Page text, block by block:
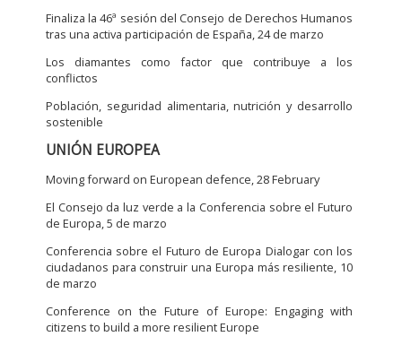
Finaliza la 46ª sesión del Consejo de Derechos Humanos
tras una activa participación de España, 24 de marzo
Los diamantes como factor que contribuye a los
conflictos
Población, seguridad alimentaria, nutrición y desarrollo
sostenible
UNIÓN EUROPEA
Moving forward on European defence, 28 February
El Consejo da luz verde a la Conferencia sobre el Futuro
de Europa, 5 de marzo
Conferencia sobre el Futuro de Europa Dialogar con los
ciudadanos para construir una Europa más resiliente, 10
de marzo
Conference on the Future of Europe: Engaging with
citizens to build a more resilient Europe